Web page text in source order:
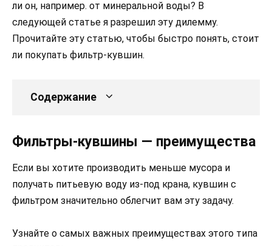
ли он, например. от минеральной воды? В
следующей статье я разрешил эту дилемму.
Прочитайте эту статью, чтобы быстро понять, стоит
ли покупать фильтр-кувшин.
Содержание
Фильтры-кувшины — преимущества
Если вы хотите производить меньше мусора и
получать питьевую воду из-под крана, кувшин с
фильтром значительно облегчит вам эту задачу.
Узнайте о самых важных преимуществах этого типа